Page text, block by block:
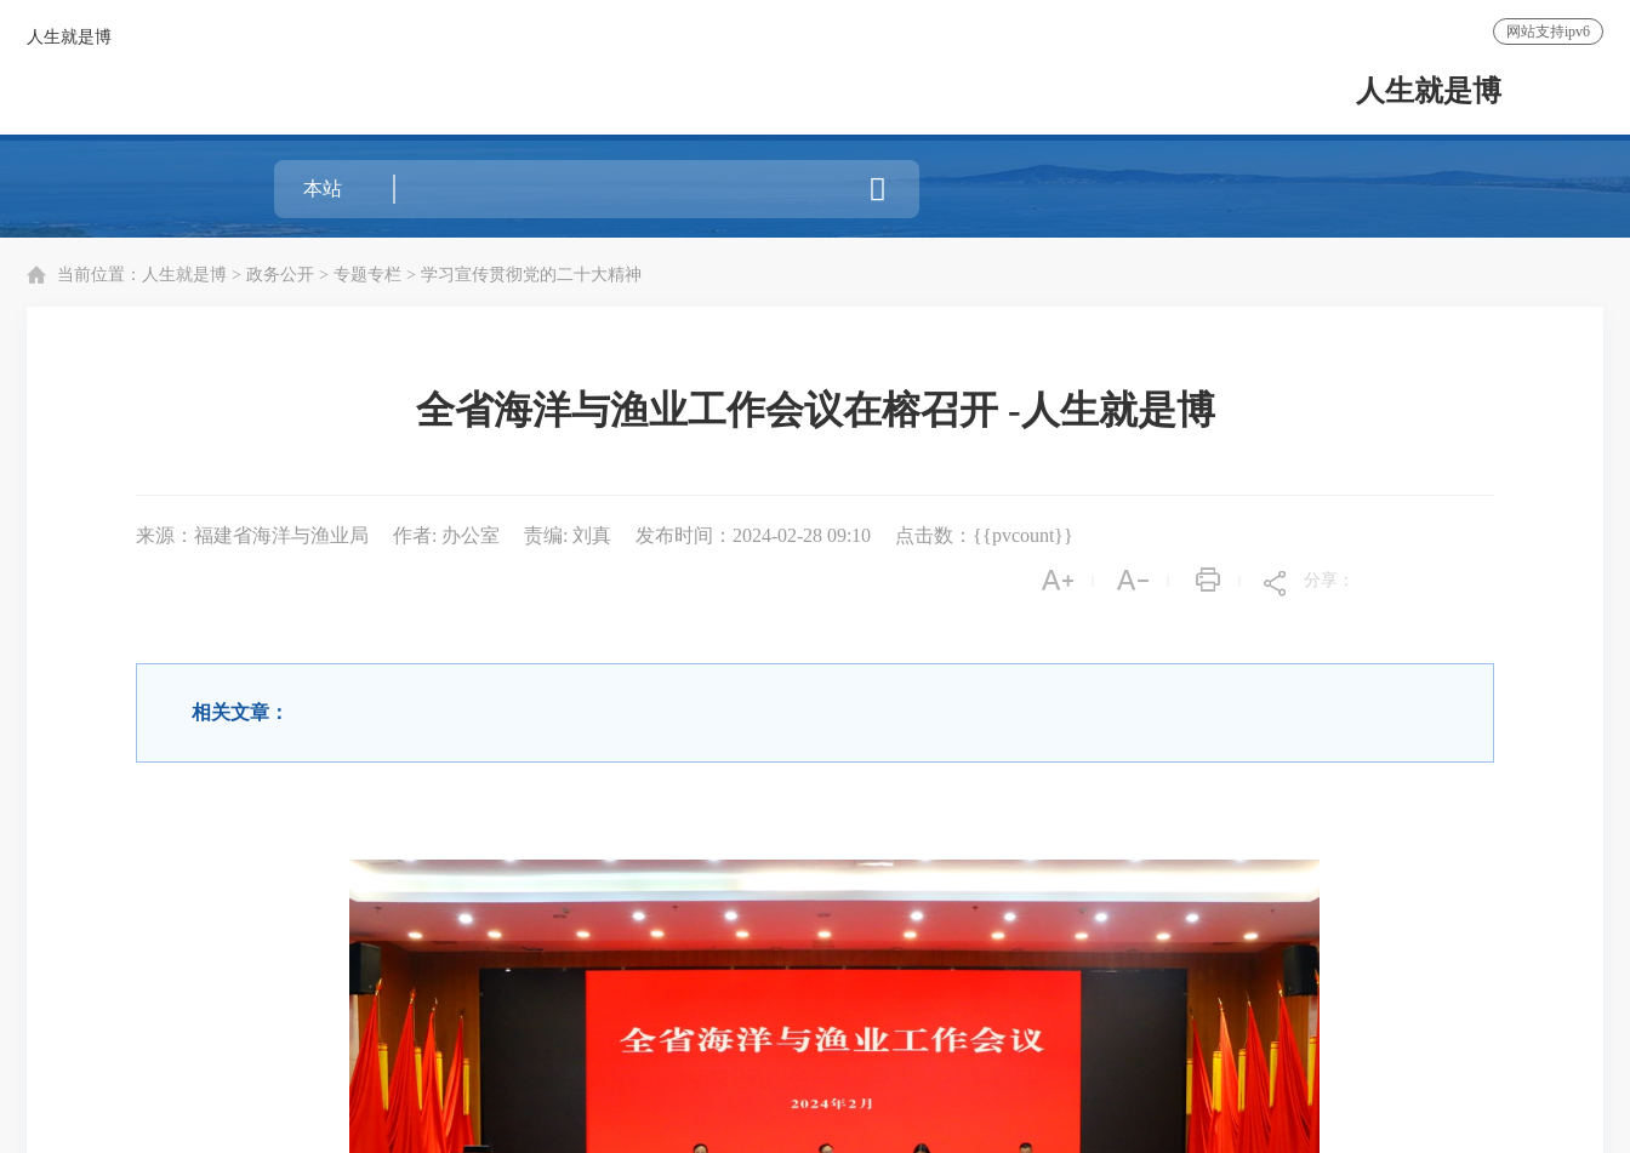
人生就是博 网站支持ipv6
人生就是博

当前位置： 人生就是博 > 政务公开 > 专题专栏 > 学习宣传贯彻党的二十大精神
全省海洋与渔业工作会议在榕召开 -人生就是博
来源：福建省海洋与渔业局 作者: 办公室 责编: 刘真 发布时间：2024-02-28 09:10 点击数：{{pvcount}}
分享：
相关文章：